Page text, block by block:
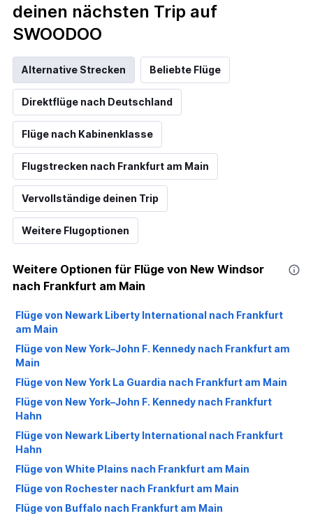
deinen nächsten Trip auf
SWOODOO
Alternative Strecken Beliebte Flüge
Direktflüge nach Deutschland
Flüge nach Kabinenklasse
Flugstrecken nach Frankfurt am Main
Vervollständige deinen Trip
Weitere Flugoptionen
Weitere Optionen für Flüge von New Windsor
nach Frankfurt am Main
Flüge von Newark Liberty International nach Frankfurt
am Main
Flüge von New York–John F. Kennedy nach Frankfurt am
Main
Flüge von New York La Guardia nach Frankfurt am Main
Flüge von New York–John F. Kennedy nach Frankfurt
Hahn
Flüge von Newark Liberty International nach Frankfurt
Hahn
Flüge von White Plains nach Frankfurt am Main
Flüge von Rochester nach Frankfurt am Main
Flüge von Buffalo nach Frankfurt am Main